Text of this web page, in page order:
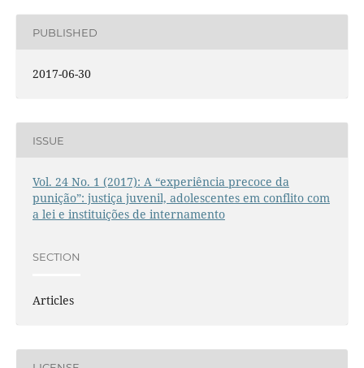
PUBLISHED
2017-06-30
ISSUE
Vol. 24 No. 1 (2017): A “experiência precoce da
punição”: justiça juvenil, adolescentes em conflito com
a lei e instituições de internamento
SECTION
Articles